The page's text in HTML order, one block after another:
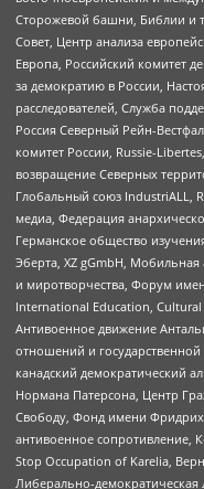
Сторожевой башни, Библии и
Совет, Центр анализа
Европа, Российский комитет
за демократию в России,
расследователей, Служба
Россия Северный Рейн-
комитет России, Russie-
возвращение Северных
Глобальный союз IndustriALL,
медиа, Федерация
Германское общество
Эберта, XZ gGmbH,
и миротворчества, Форум
International Education,
Антивоенное движение
отношений и
канадский демократический
Нормана Патерсона, Центр
Свободу, Фонд имени
антивоенное сопротивление,
Stop Occupation of Karelia,
Либерально-